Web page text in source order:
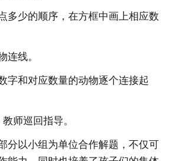
多少的顺序，在方框中画上相应数
连线。
字和对应数量的动物逐个连接起
师巡回指导。
分以小组为单位合作解题，不仅可